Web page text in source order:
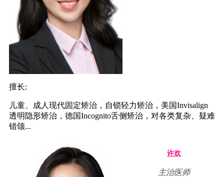
擅长:
儿童、成人现代固定矫治，自锁轻力矫治，美国Invisalign
透明隐形矫治，德国Incognito舌侧矫治，对各类复杂、疑难
错颌...
许欢
主治医师